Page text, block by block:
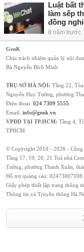
Luật bất
làm sếp
đồng
8 năm trước
GenK
Chịu trách nhiệm quản lý nội
Bà Nguyễn Bích Minh
TRỤ SỞ HÀ NỘI: Tầng 22,
Nguyễn Huy Tưởng, phường
Điện thoại: 024 7309 5555
Email: info@genk.vn
VPĐD TẠI TP.HCM: Tầng 4,
TPHCM
© Copyright 2010 - 2026 - Công
Tầng 17, 19, 20, 21 Toà nhà
Tưởng, phường Thanh Xuân,
Hỗ trợ quảng cáo: 02473007108
Giấy phép thiết lập trang thông
Thông tin và Truyền thông Hà